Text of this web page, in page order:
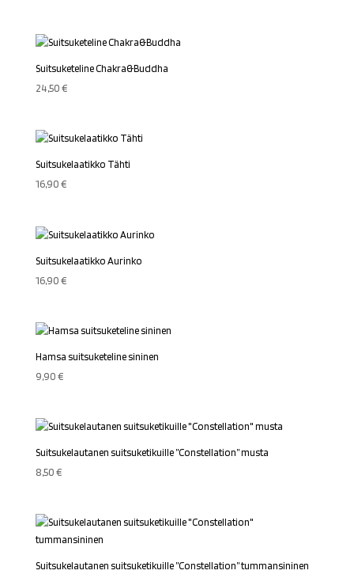
Suitsuketeline Chakra&Buddha
24,50€
Suitsukelaatikko Tähti
16,90€
Suitsukelaatikko Aurinko
16,90€
Hamsa suitsuketeline sininen
9,90€
Suitsukelautanen suitsuketikuille ”Constellation” musta
8,50€
Suitsukelautanen suitsuketikuille ”Constellation” tummansininen